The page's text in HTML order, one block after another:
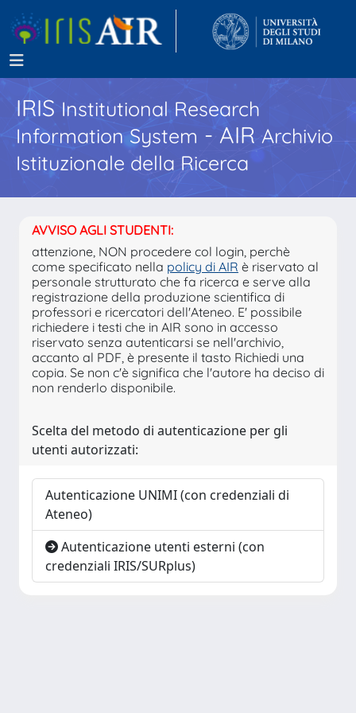
IRISInstitutional Research
Information System - AIR Archivio
Istituzionale della Ricerca
AVVISO AGLI STUDENTI:
attenzione, NON procedere col login, perchè
come specificato nella policy di AIR è riservato al
personale strutturato che fa ricerca e serve alla
registrazione della produzione scientifica di
professori e ricercatori dell'Ateneo. E' possibile
richiedere i testi che in AIR sono in accesso
riservato senza autenticarsi se nell'archivio,
accanto al PDF, è presente il tasto Richiedi una
copia. Se non c'è significa che l'autore ha deciso di
non renderlo disponibile.
Scelta del metodo di autenticazione per gli
utenti autorizzati:
Autenticazione UNIMI (con credenziali di
Ateneo)
Autenticazione utenti esterni (con
credenziali IRIS/SURplus)